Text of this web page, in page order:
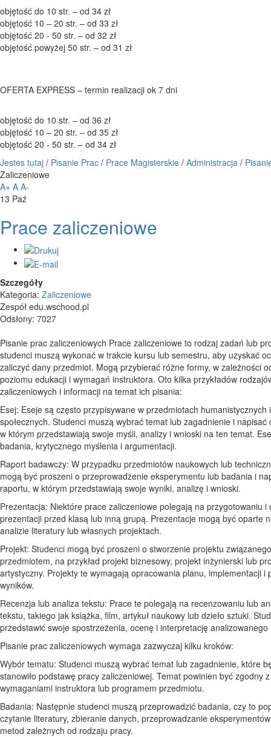
objętość do 10 str. – od 34 zł
objętość 10 – 20 str. – od 33 zł
objętość 20 - 50 str. – od 32 zł
objętość powyżej 50 str. – od 31 zł
OFERTA EXPRESS – termin realizacji ok 7 dni
objętość do 10 str. – od 36 zł
objętość 10 – 20 str. – od 35 zł
objętość 20 - 50 str. – od 34 zł
Jestes tutaj / Pisanie Prac / Prace Magisterskie / Administracja /
Zaliczeniowe
A+ A A-
13 Paź
Prace zaliczeniowe
Szczegóły
Kategoria: Zaliczeniowe
Zespół edu.wschood.pl
Odsłony: 7027
Pisanie prac zaliczeniowych Prace zaliczeniowe to rodzaj zadań lub
studenci muszą wykonać w trakcie kursu lub semestru, aby uzyskać
zaliczyć dany przedmiot. Mogą przybierać różne formy, w zależności
poziomu edukacji i wymagań instruktora. Oto kilka przykładów
zaliczeniowych i informacji na temat ich pisania:
Esej: Eseje są często przypisywane w przedmiotach humanistycznych i
społecznych. Studenci muszą wybrać temat lub zagadnienie i napisać
w którym przedstawiają swoje myśli, analizy i wnioski na ten temat.
badania, krytycznego myślenia i argumentacji.
Raport badawczy: W przypadku przedmiotów naukowych lub
mogą być proszeni o przeprowadzenie eksperymentu lub badania i
raportu, w którym przedstawiają swoje wyniki, analizę i wnioski.
Prezentacja: Niektóre prace zaliczeniowe polegają na przygotowaniu i
prezentacji przed klasą lub inną grupą. Prezentacje mogą być oparte
analizie literatury lub własnych projektach.
Projekt: Studenci mogą być proszeni o stworzenie projektu
przedmiotem, na przykład projekt biznesowy, projekt inżynierski lub
artystyczny. Projekty te wymagają opracowania planu, implementacji i
wyników.
Recenzja lub analiza tekstu: Prace te polegają na recenzowaniu lub
tekstu, takiego jak książka, film, artykuł naukowy lub dzieło sztuki.
przedstawić swoje spostrzeżenia, ocenę i interpretację analizowanego
Pisanie prac zaliczeniowych wymaga zazwyczaj kilku kroków:
Wybór tematu: Studenci muszą wybrać temat lub zagadnienie, które
stanowiło podstawę pracy zaliczeniowej. Temat powinien być zgodny z
wymaganiami instruktora lub programem przedmiotu.
Badania: Następnie studenci muszą przeprowadzić badania, czy to
czytanie literatury, zbieranie danych, przeprowadzanie
metod zależnych od rodzaju pracy.